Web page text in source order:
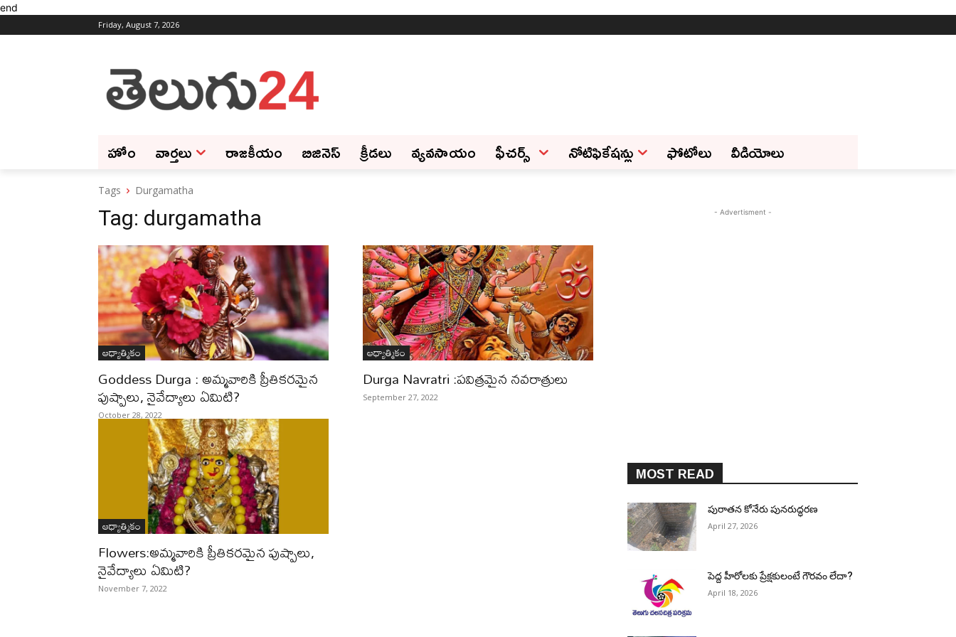
end
Friday, August 7, 2026
హోం వార్తలు రాజకీయం బిజినెస్‌ క్రీడలు వ్యవసాయం ఫీచ‌ర్స్ ‌ నోటిఫికేషన్లు ఫోటోలు వీడియోలు
Tags Durgamatha
Tag: durgamatha
ఆధ్యాత్మికం
Goddess Durga : అమ్మవారికి ప్రీతికరమైన
పుష్పాలు, నైవేద్యాలు ఏమిటి?
October 28, 2022
ఆధ్యాత్మికం
Durga Navratri :పవిత్రమైన నవరాత్రులు
September 27, 2022
ఆధ్యాత్మికం
Flowers:అమ్మవారికి ప్రీతికరమైన పుష్పాలు,
నైవేద్యాలు ఏమిటి?
November 7, 2022
- Advertisment -
MOST READ
పురాత‌న కోనేరు పున‌రుద్ధ‌ర‌ణ
April 27, 2026
పెద్ద హీరోల‌కు ప్రేక్ష‌కులంటే గౌర‌వం లేదా?
April 18, 2026